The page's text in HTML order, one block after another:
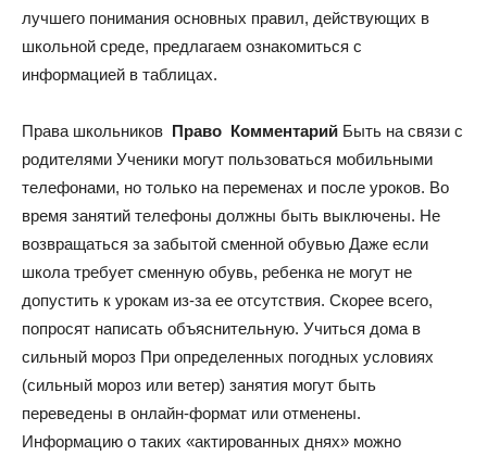
лучшего понимания основных правил, действующих в
школьной среде, предлагаем ознакомиться с
информацией в таблицах.
Права школьников Право Комментарий Быть на связи с
родителями Ученики могут пользоваться мобильными
телефонами, но только на переменах и после уроков. Во
время занятий телефоны должны быть выключены. Не
возвращаться за забытой сменной обувью Даже если
школа требует сменную обувь, ребенка не могут не
допустить к урокам из-за ее отсутствия. Скорее всего,
попросят написать объяснительную. Учиться дома в
сильный мороз При определенных погодных условиях
(сильный мороз или ветер) занятия могут быть
переведены в онлайн-формат или отменены.
Информацию о таких «актированных днях» можно